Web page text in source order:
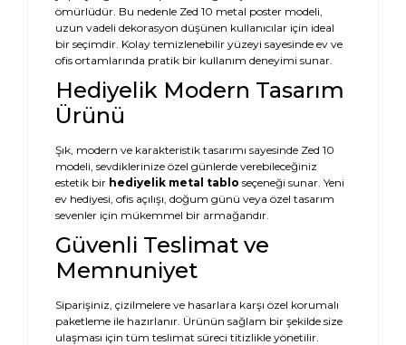
ömürlüdür. Bu nedenle Zed 10 metal poster modeli,
uzun vadeli dekorasyon düşünen kullanıcılar için ideal
bir seçimdir. Kolay temizlenebilir yüzeyi sayesinde ev ve
ofis ortamlarında pratik bir kullanım deneyimi sunar.
Hediyelik Modern Tasarım
Ürünü
Şık, modern ve karakteristik tasarımı sayesinde Zed 10
modeli, sevdiklerinize özel günlerde verebileceğiniz
estetik bir hediyelik metal tablo seçeneği sunar. Yeni
ev hediyesi, ofis açılışı, doğum günü veya özel tasarım
sevenler için mükemmel bir armağandır.
Güvenli Teslimat ve
Memnuniyet
Siparişiniz, çizilmelere ve hasarlara karşı özel korumalı
paketleme ile hazırlanır. Ürünün sağlam bir şekilde size
ulaşması için tüm teslimat süreci titizlikle yönetilir.